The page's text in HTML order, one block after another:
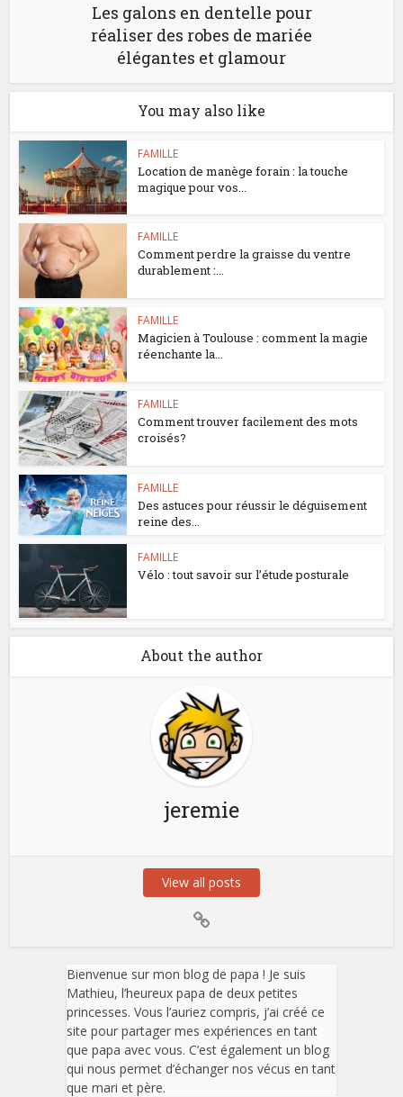
Les galons en dentelle pour
réaliser des robes de mariée
élégantes et glamour
You may also like
FAMILLE
Location de manège forain : la touche
magique pour vos...
FAMILLE
Comment perdre la graisse du ventre
durablement :...
FAMILLE
Magicien à Toulouse : comment la magie
réenchante la...
FAMILLE
Comment trouver facilement des mots
croisés?
FAMILLE
Des astuces pour réussir le déguisement
reine des...
FAMILLE
Vélo : tout savoir sur l’étude posturale
About the author
jeremie
View all posts
Bienvenue sur mon blog de papa ! Je suis
Mathieu, l’heureux papa de deux petites
princesses. Vous l’auriez compris, j’ai créé ce
site pour partager mes expériences en tant
que papa avec vous. C’est également un blog
qui nous permet d’échanger nos vécus en tant
que mari et père.